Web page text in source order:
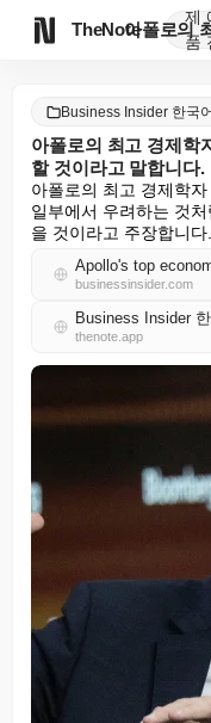
TheNote
제
품
Business Insider 한국
아폴로의 최고 경제학
할 것이라고 말합니다.
아폴로의 최고 경제학
일부에서 우려하는 것
을 것이라고 주장합니다.
businessinsider.com
Business Insider
thenote.app